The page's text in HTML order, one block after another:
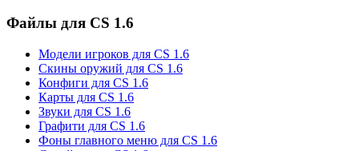
Файлы для CS 1.6
Модели игроков для CS 1.6
Скины оружий для CS 1.6
Конфиги для CS 1.6
Карты для CS 1.6
Звуки для CS 1.6
Графити для CS 1.6
Фоны главного меню для CS 1.6